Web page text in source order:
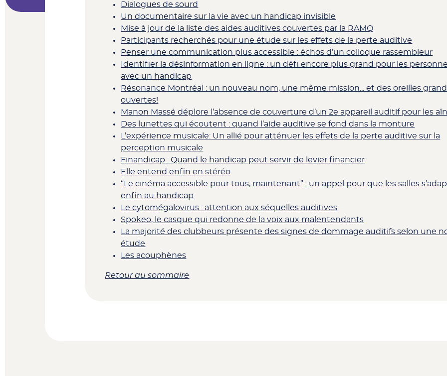
Dialogues de sourd
Un documentaire sur la vie avec un handicap invisible
Mise à jour de la liste des aides auditives couvertes par la RAMQ
Participants recherchés pour une étude sur les effets de la perte auditive
Penser une communication plus accessible : échos d’un colloque rassembleur
Identifier la désinformation en ligne : un défi encore plus grand pour les
avec un handicap
Résonance Montréal : un nouveau nom, une même mission... et des oreilles
ouvertes!
Manon Massé déplore l’absence de couverture d’un 2e appareil auditif pour les
Des lunettes qui écoutent : quand l’aide auditive se fond dans la monture
L’expérience musicale: Un allié pour atténuer les effets de la perte auditive sur la
perception musicale
Finandicap : Quand le handicap peut servir de levier financier
Elle entend enfin en stéréo
“Le cinéma accessible pour tous, maintenant” : un appel pour que les salles
enfin au handicap
Le cytomégalovirus : attention aux séquelles auditives
Spokeo, le casque qui redonne de la voix aux malentendants
La majorité des clubbeurs présente des signes de dommage auditifs selon une
étude
Les acouphènes
Retour au sommaire